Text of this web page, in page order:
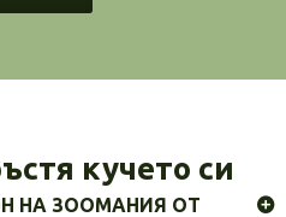
кучето си
НА ЗООМАНИЯ ОТ